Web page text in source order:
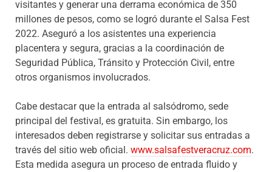
visitantes y generar una derrama económica de 350
millones de pesos, como se logró durante el Salsa Fest
2022. Aseguró a los asistentes una experiencia
placentera y segura, gracias a la coordinación de
Seguridad Pública, Tránsito y Protección Civil, entre
otros organismos involucrados.
Cabe destacar que la entrada al salsódromo, sede
principal del festival, es gratuita. Sin embargo, los
interesados deben registrarse y solicitar sus entradas a
través del sitio web oficial. www.salsafestveracruz.com.
Esta medida asegura un proceso de entrada fluido y